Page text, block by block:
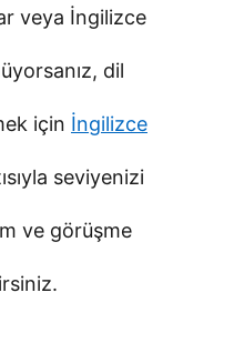
veya İngilizce
dil
için İngilizce
seviyenizi
ve görüşme